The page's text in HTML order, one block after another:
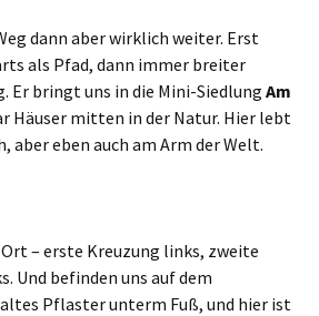
dann aber wirklich weiter. Erst
als Pfad, dann immer breiter
Er bringt uns in die Mini-Siedlung Am
Häuser mitten in der Natur. Hier lebt
aber eben auch am Arm der Welt.
– erste Kreuzung links, zweite
Und befinden uns auf dem
Pflaster unterm Fuß, und hier ist